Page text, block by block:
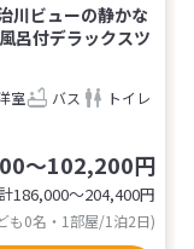
川ビューの静かな
呂付デラックスツ
室 バス
トイレ
～102,200円
186,000〜204,400円
も0名・1部屋/1泊2日)